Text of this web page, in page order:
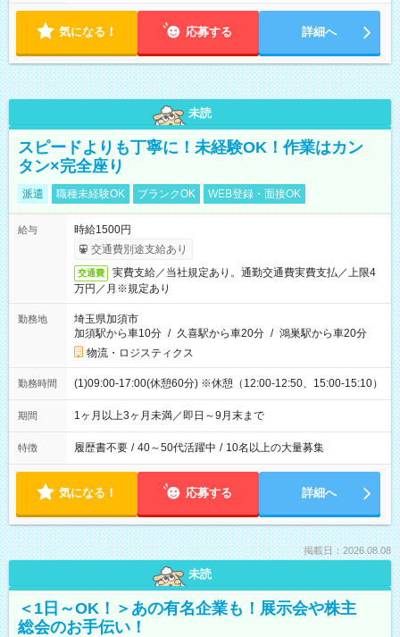
気になる！ 応募する 詳細へ
未読
スピードよりも丁寧に！未経験OK！作業はカン
タン×完全座り
派遣 職種未経験OK ブランクOK WEB登録・面接OK
給与
時給1500円
交通費別途支給あり
交通費
実費支給／当社規定あり。通勤交通費実費支払／上限4
万円／月※規定あり
勤務地
埼玉県加須市
加須駅から車10分 / 久喜駅から車20分 / 鴻巣駅から車20分
物流・ロジスティクス
勤務時間 (1)09:00-17:00(休憩60分) ※休憩（12:00-12:50、15:00-15:10）
期間 1ヶ月以上3ヶ月未満／即日～9月末まで
特徴 履歴書不要 / 40～50代活躍中 / 10名以上の大量募集
気になる！ 応募する 詳細へ
掲載日：2026.08.08
未読
＜1日～OK！＞あの有名企業も！展示会や株主
総会のお手伝い！